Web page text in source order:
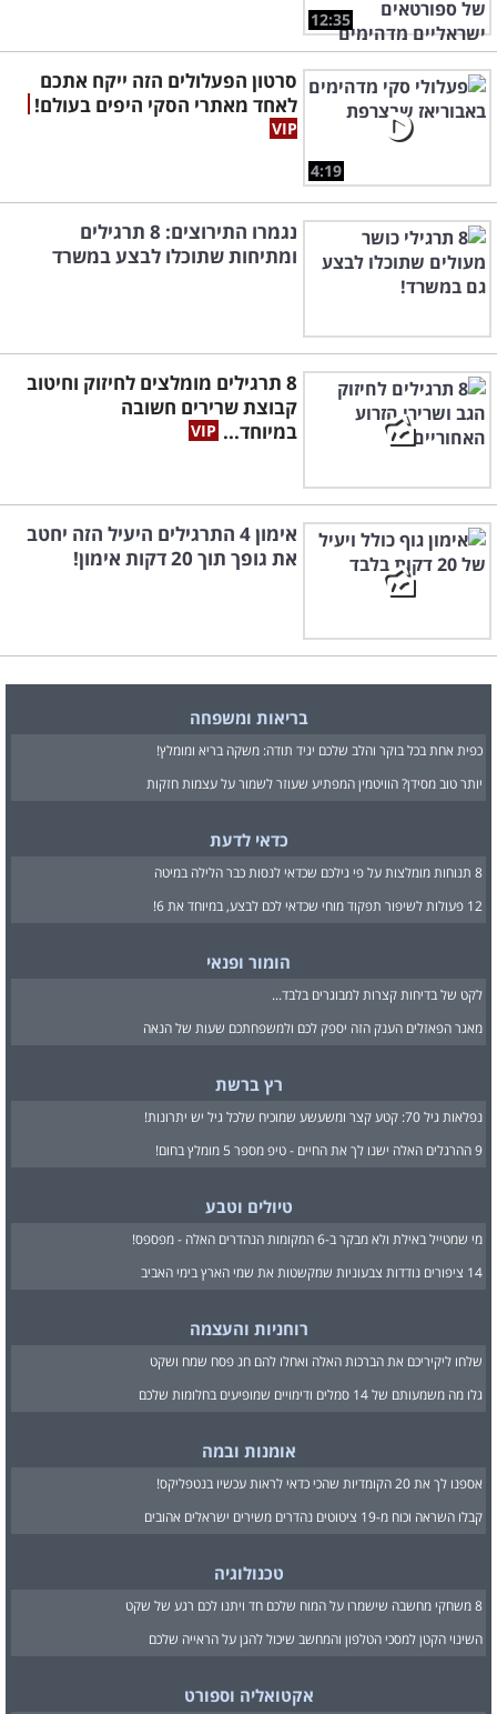
12:35
4:19
סרטון הפעלולים הזה ייקח אתכם
לאחד מאתרי הסקי היפים בעולם!
נגמרו התירוצים: 8 תרגילים
ומתיחות שתוכלו לבצע במשרד
8 תרגילים מומלצים לחיזוק וחיטוב
קבוצת שרירים חשובה
במיוחד...
אימון 4 התרגילים היעיל הזה יחטב
את גופך תוך 20 דקות אימון!
בריאות ומשפחה
כפית אחת בכל בוקר והלב שלכם יגיד תודה: משקה בריא ומומלץ!
יותר טוב מסידן? הוויטמין המפתיע שעוזר לשמור על עצמות חזקות
כדאי לדעת
8 תנוחות מומלצות על פי גילכם שכדאי לנסות כבר הלילה במיטה
12 פעולות לשיפור תפקוד מוחי שכדאי לכם לבצע, במיוחד את 6!
הומור ופנאי
לקט של בדיחות קצרות למבוגרים בלבד...
מאגר הפאזלים הענק הזה יספק לכם ולמשפחתכם שעות של הנאה
רץ ברשת
נפלאות גיל 70: קטע קצר ומשעשע שמוכיח שלכל גיל יש יתרונות!
9 ההרגלים האלה ישנו לך את החיים - טיפ מספר 5 מומלץ בחום!
טיולים וטבע
מי שמטייל באילת ולא מבקר ב-6 המקומות הנהדרים האלה - מפספס!
14 ציפורים נודדות צבעוניות שמקשטות את שמי הארץ בימי האביב
רוחניות והעצמה
שלחו ליקיריכם את הברכות האלה ואחלו להם חג פסח שמח ושקט
גלו מה משמעותם של 14 סמלים ודימויים שמופיעים בחלומות שלכם
אומנות ובמה
אספנו לך את 20 הקומדיות שהכי כדאי לראות עכשיו בנטפליקס!
קבלו השראה וכוח מ-19 ציטוטים נהדרים משירים ישראלים אהובים
טכנולוגיה
8 משחקי מחשבה שישמרו על המוח שלכם חד ויתנו לכם רגע של שקט
השינוי הקטן למסכי הטלפון והמחשב שיכול להגן על הראייה שלכם
אקטואליה וספורט